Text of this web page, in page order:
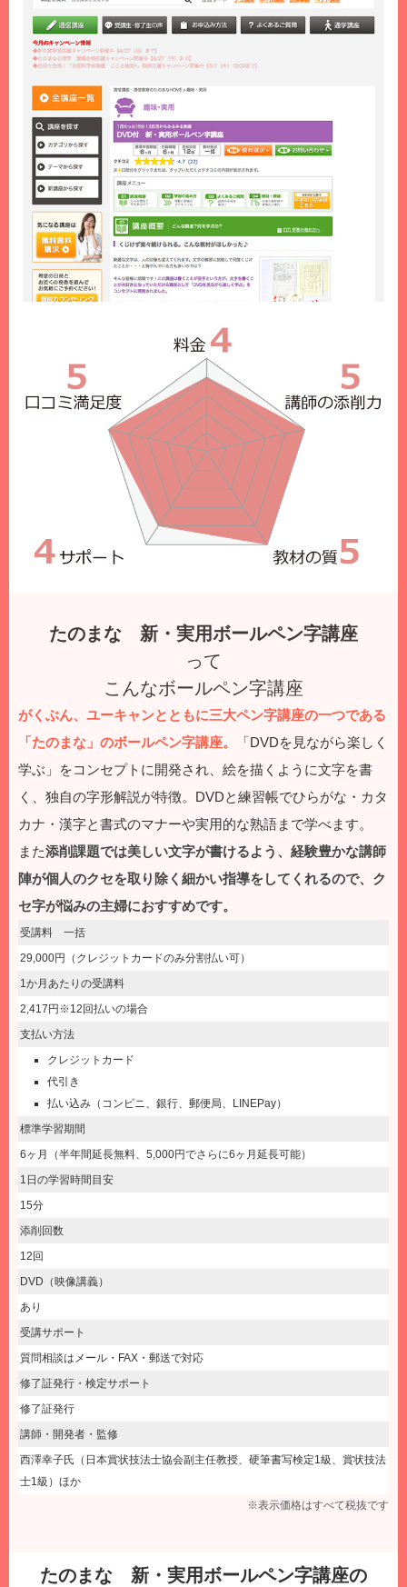
たのまな 新・実用ボールペン字講座
って
こんなボールペン字講座
がくぶん、ユーキャンとともに三大ペン字講座の一つである
「たのまな」のボールペン字講座。
「DVDを見ながら楽しく
学ぶ」をコンセプトに開発され、絵を描くように文字を書
く、独自の字形解説が特徴。DVDと練習帳でひらがな・カタ
カナ・漢字と書式のマナーや実用的な熟語まで学べます。
また添削課題では美しい文字が書けるよう、経験豊かな講師
陣が個人のクセを取り除く細かい指導をしてくれるので、ク
セ字が悩みの主婦におすすめです。
受講料 一括
29,000円（クレジットカードのみ分割払い可）
1か月あたりの受講料
2,417円※12回払いの場合
支払い方法
クレジットカード
代引き
払い込み（コンビニ、銀行、郵便局、LINEPay）
標準学習期間
6ヶ月（半年間延長無料、5,000円でさらに6ヶ月延長可能）
1日の学習時間目安
15分
添削回数
12回
DVD（映像講義）
あり
受講サポート
質問相談はメール・FAX・郵送で対応
修了証発行・検定サポート
修了証発行
講師・開発者・監修
西澤幸子氏（日本賞状技法士協会副主任教授、硬筆書写検定1級、賞状技法
士1級）ほか
※表示価格はすべて税抜です
たのまな 新・実用ボールペン字講座の